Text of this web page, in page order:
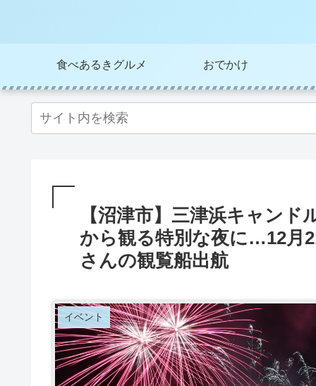
食べあるきグルメ おでかけ
【沼津市】三津浜キャン
から観る特別な夜に…12月
さんの観覧船出航
イベント